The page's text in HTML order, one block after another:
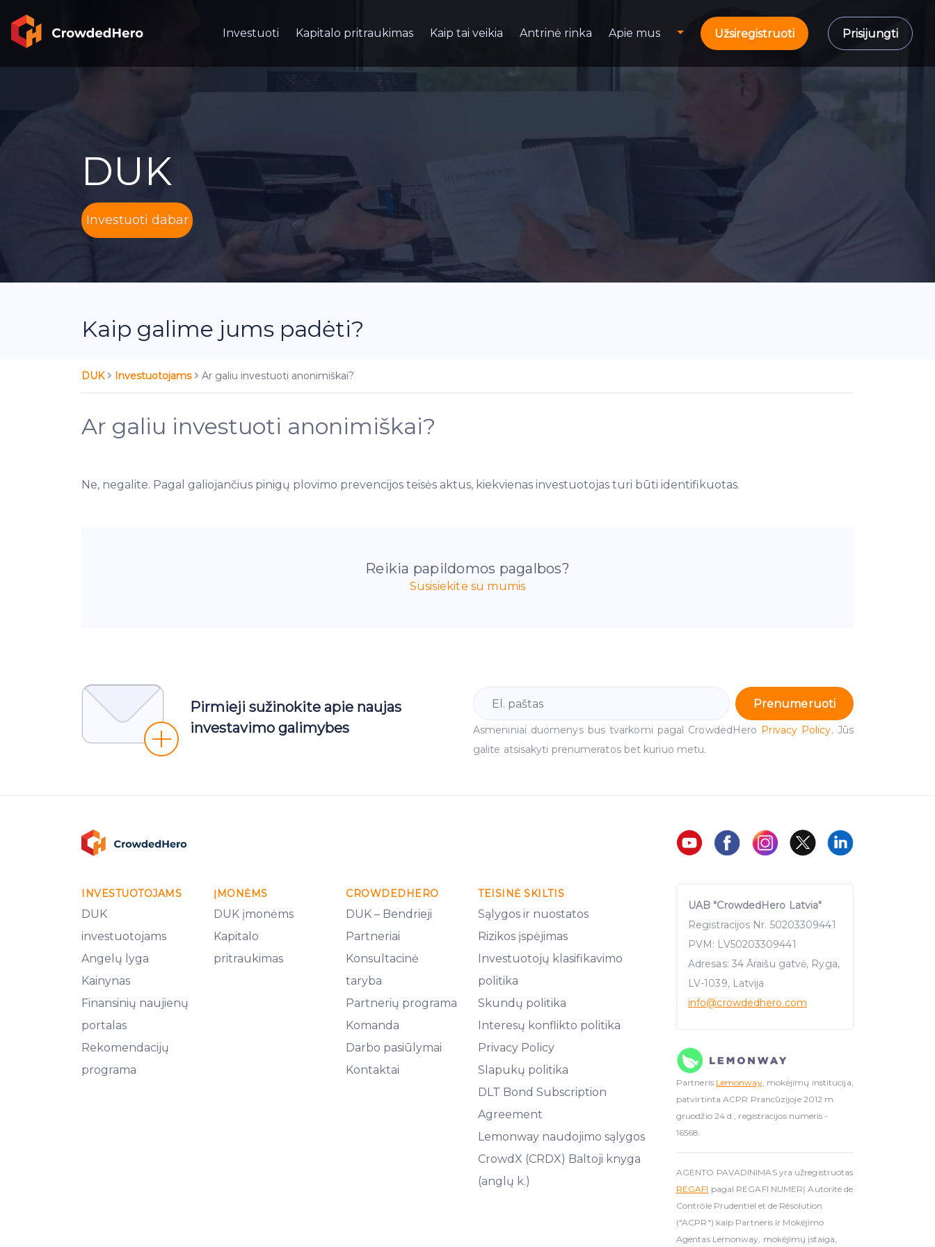
Investuoti Kapitalo pritraukimas Kaip tai veikia Antrinė rinka Apie mus Užsiregistruoti Prisijungti
DUK
Investuoti dabar
Kaip galime jums padėti?
DUK Investuotojams Ar galiu investuoti anonimiškai?
Ar galiu investuoti anonimiškai?
Ne, negalite. Pagal galiojančius pinigų plovimo prevencijos teisės aktus, kiekvienas investuotojas turi būti identifikuotas.
Reikia papildomos pagalbos?
Susisiekite su mumis
Pirmieji sužinokite apie naujas
investavimo galimybes
Prenumeruoti
Asmeniniai duomenys bus tvarkomi pagal CrowdedHero Privacy Policy. Jūs
galite atsisakyti prenumeratos bet kuriuo metu.
INVESTUOTOJAMS
DUK
investuotojams
Angelų lyga
Kainynas
Finansinių naujienų
portalas
Rekomendacijų
programa
ĮMONĖMS
DUK įmonėms
Kapitalo
pritraukimas
CROWDEDHERO
DUK – Bendrieji
Partneriai
Konsultacinė
taryba
Partnerių programa
Komanda
Darbo pasiūlymai
Kontaktai
TEISINĖ SKILTIS
Sąlygos ir nuostatos
Rizikos įspėjimas
Investuotojų klasifikavimo
politika
Skundų politika
Interesų konflikto politika
Privacy Policy
Slapukų politika
DLT Bond Subscription
Agreement
Lemonway naudojimo sąlygos
CrowdX (CRDX) Baltoji knyga
(anglų k.)
UAB "CrowdedHero Latvia"
Registracijos Nr. 50203309441
PVM: LV50203309441
Adresas: 34 Āraišu gatvė, Ryga,
LV-1039, Latvija
info@crowdedhero.com
Partneris Lemonway, mokėjimų institucija,
patvirtinta ACPR Prancūzijoje 2012 m.
gruodžio 24 d., registracijos numeris -
16568.
AGENTO PAVADINIMAS yra užregistruotas
REGAFI pagal REGAFI NUMERĮ Autorité de
Contrôle Prudentiel et de Résolution
("ACPR") kaip Partneris ir Mokėjimo
Agentas Lemonway, mokėjimų įstaiga,